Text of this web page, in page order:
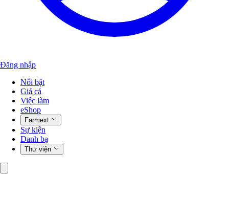
Đăng nhập
Nổi bật
Giá cả
Việc làm
eShop
Farmext
Sự kiện
Danh bạ
Thư viện